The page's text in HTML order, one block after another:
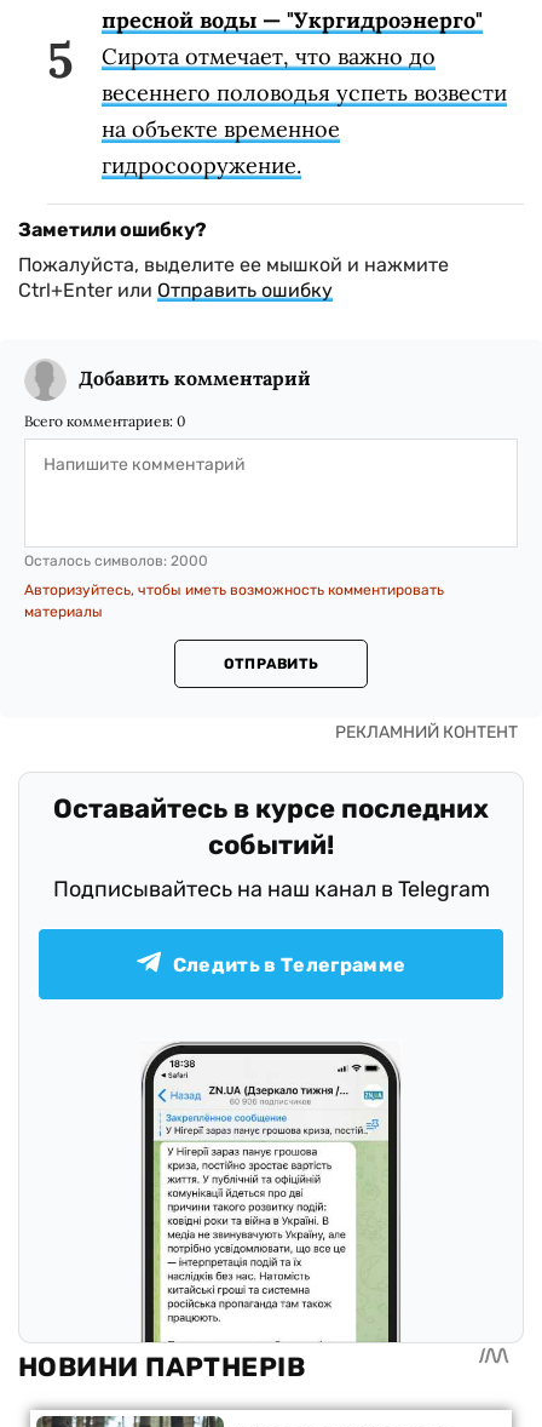
пресной воды — "Укргидроэнерго"
Сирота отмечает, что важно до
весеннего половодья успеть возвести
на объекте временное
гидросооружение.
Заметили ошибку?
Пожалуйста, выделите ее мышкой и нажмите
Ctrl+Enter или Отправить ошибку
Добавить комментарий
Всего комментариев: 0
Осталось символов: 2000
Авторизуйтесь, чтобы иметь возможность комментировать
материалы
ОТПРАВИТЬ
Оставайтесь в курсе последних
событий!
Подписывайтесь на наш канал в Telegram
Следить в Телеграмме